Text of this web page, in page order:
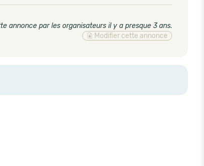
annonce par les organisateurs il y a presque 3 ans.
Modifier cette annonce